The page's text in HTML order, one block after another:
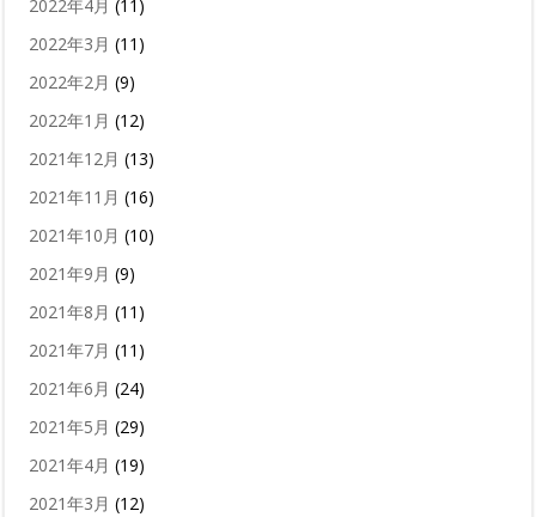
2022年4月 (11)
2022年3月 (11)
2022年2月 (9)
2022年1月 (12)
2021年12月 (13)
2021年11月 (16)
2021年10月 (10)
2021年9月 (9)
2021年8月 (11)
2021年7月 (11)
2021年6月 (24)
2021年5月 (29)
2021年4月 (19)
2021年3月 (12)